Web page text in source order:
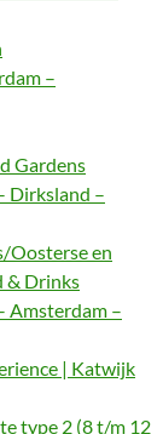
–
Gardens
Dirksland –
Oosterse en
& Drinks
Amsterdam –
| Katwijk
type 2 (8 t/m 12